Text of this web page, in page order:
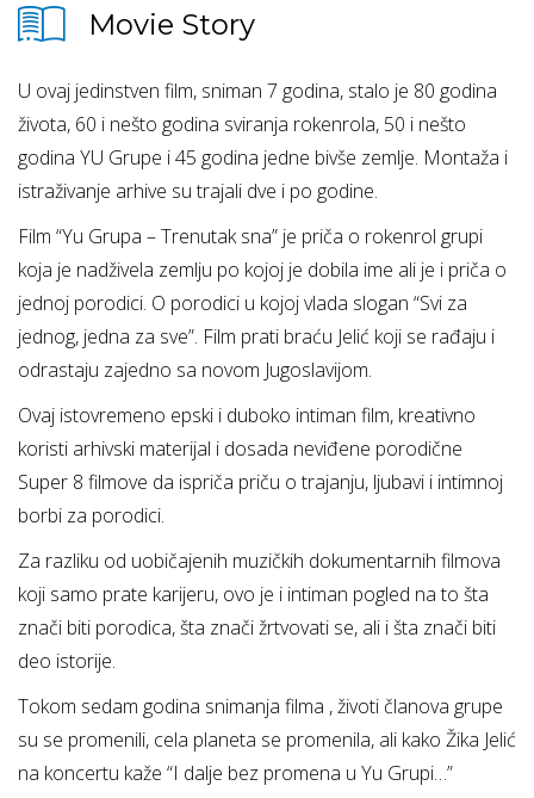
Movie Story
U ovaj jedinstven film, sniman 7 godina, stalo je 80 godina
života, 60 i nešto godina sviranja rokenrola, 50 i nešto
godina YU Grupe i 45 godina jedne bivše zemlje. Montaža i
istraživanje arhive su trajali dve i po godine.
Film “Yu Grupa – Trenutak sna” je priča o rokenrol grupi
koja je nadživela zemlju po kojoj je dobila ime ali je i priča o
jednoj porodici. O porodici u kojoj vlada slogan “Svi za
jednog, jedna za sve”. Film prati braću Jelić koji se rađaju i
odrastaju zajedno sa novom Jugoslavijom.
Ovaj istovremeno epski i duboko intiman film, kreativno
koristi arhivski materijal i dosada neviđene porodične
Super 8 filmove da ispriča priču o trajanju, ljubavi i intimnoj
borbi za porodici.
Za razliku od uobičajenih muzičkih dokumentarnih filmova
koji samo prate karijeru, ovo je i intiman pogled na to šta
znači biti porodica, šta znači žrtvovati se, ali i šta znači biti
deo istorije.
Tokom sedam godina snimanja filma , životi članova grupe
su se promenili, cela planeta se promenila, ali kako Žika Jelić
na koncertu kaže “I dalje bez promena u Yu Grupi…”